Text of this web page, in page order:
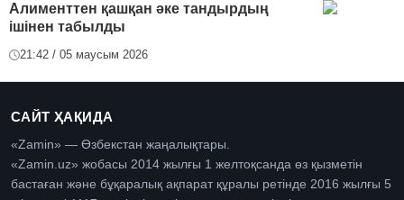
Алименттен қашқан әке тандырдың
ішінен табылды
21:42 / 05 маусым 2026
САЙТ ҲАҚИДА
«Zamin» — Өзбекстан жаңалықтары.
«Zamin.uz» жобасы 2014 жылғы 1 желтоқсанда өз қызметін
бастаған және бұқаралық ақпарат құралы ретінде 2016 жылғы 5